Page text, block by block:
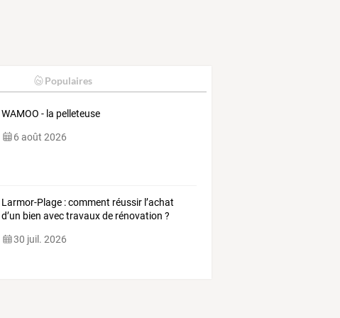
Populaires
WAMOO - la pelleteuse
6 août 2026
Larmor-Plage : comment réussir l’achat
d’un bien avec travaux de rénovation ?
30 juil. 2026